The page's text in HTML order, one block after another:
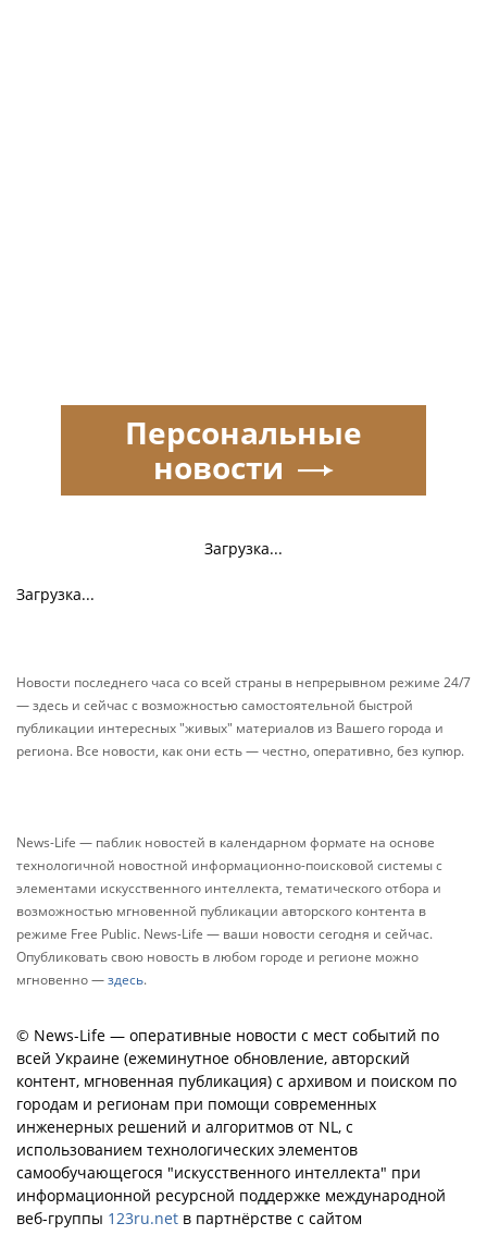
Загрузка...
Загрузка...
Персональные
новости
Новости последнего часа со всей страны в непрерывном режиме 24/7
— здесь и сейчас с возможностью самостоятельной быстрой
публикации интересных "живых" материалов из Вашего города и
региона. Все новости, как они есть — честно, оперативно, без купюр.
News-Life — паблик новостей в календарном формате на основе
технологичной новостной информационно-поисковой системы с
элементами искусственного интеллекта, тематического отбора и
возможностью мгновенной публикации авторского контента в
режиме Free Public. News-Life — ваши новости сегодня и сейчас.
Опубликовать свою новость в любом городе и регионе можно
мгновенно —здесь.
© News-Life — оперативные новости с мест событий по
всей Украине (ежеминутное обновление, авторский
контент, мгновенная публикация) с архивом и поиском по
городам и регионам при помощи современных
инженерных решений и алгоритмов от NL, с
использованием технологических элементов
самообучающегося "искусственного интеллекта" при
информационной ресурсной поддержке международной
веб-группы 123ru.net в партнёрстве с сайтом